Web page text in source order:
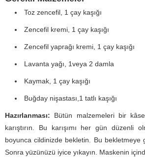
Toz zencefil, 1 çay kaşığı
Zencefil kremi, 1 çay kaşığı
Zencefil yaprağı kremi, 1 çay kaşığı
Lavanta yağı, 1veya 2 damla
Kaymak, 1 çay kaşığı
Buğday nişastası,1 tatlı kaşığı
Hazırlanması: Bütün malzemeleri bir
karıştırın. Bu karışımı her gün düzenli
boyunca cildinizde bekletin. Bu bekletmeye
Sonra yüzünüzü iyice yıkayın. Maskenin